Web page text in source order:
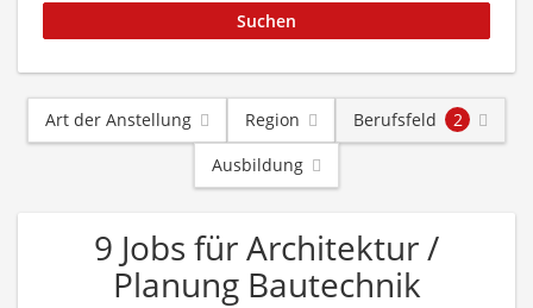
Art der Anstellung Region Berufsfeld
2
Ausbildung
9 Jobs für Architektur /
Planung Bautechnik